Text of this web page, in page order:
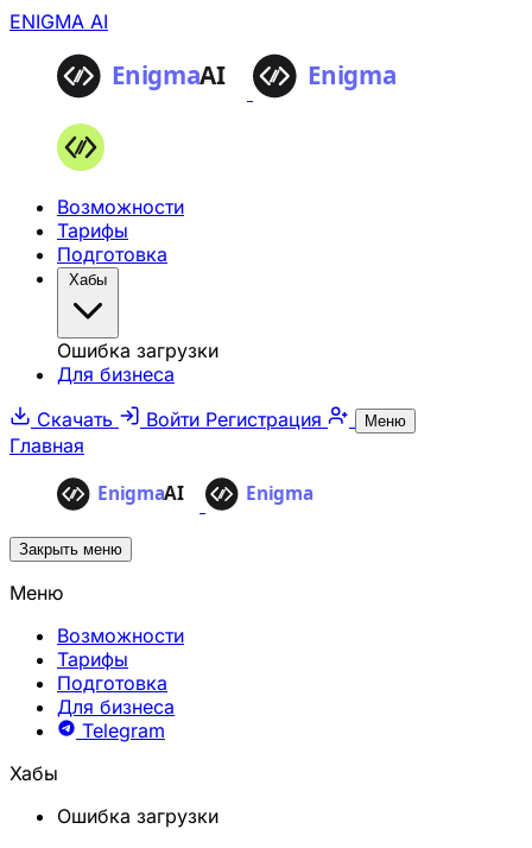
ENIGMA AI
Возможности
Тарифы
Подготовка
Хабы
Ошибка загрузки
Для бизнеса
Скачать
Войти Регистрация Меню
Главная
Закрыть меню
Меню
Возможности
Тарифы
Подготовка
Для бизнеса
Telegram
Хабы
Ошибка загрузки